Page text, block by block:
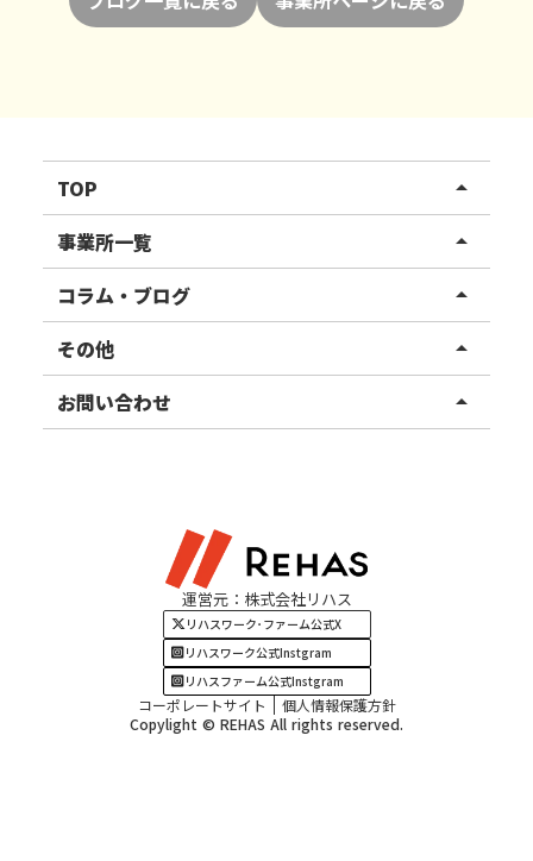
TOP arrow_drop_up
リハスワーク
リハスファーム
事業所一覧 arrow_drop_up
関東エリア
東北エリア
甲信越エリア
四国・九州エリア
コラム・ブログ arrow_drop_up
事業所ブログ
ご利用者様の声
その他 arrow_drop_up
お知らせ
お問い合わせ arrow_drop_up
運営元：株式会社リハス
リハスワーク･ファーム公式X
リハスワーク公式Instgram
リハスファーム公式Instgram
コーポレートサイト
個人情報保護方針
Copylight © REHAS All rights reserved.